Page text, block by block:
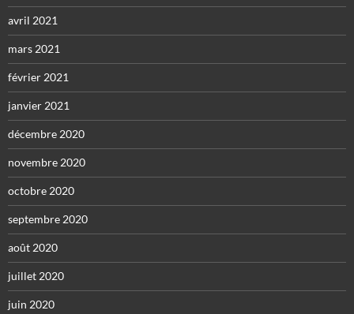
avril 2021
mars 2021
février 2021
janvier 2021
décembre 2020
novembre 2020
octobre 2020
septembre 2020
août 2020
juillet 2020
juin 2020